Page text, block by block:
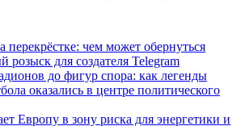
перекрёстке: чем может обернуться
розыск для создателя Telegram
до фигур спора: как легенды
оказались в центре политического
Европу в зону риска для энергетики и